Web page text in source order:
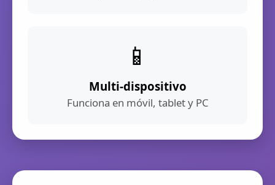
📱
Multi-dispositivo
Funciona en móvil, tablet y PC